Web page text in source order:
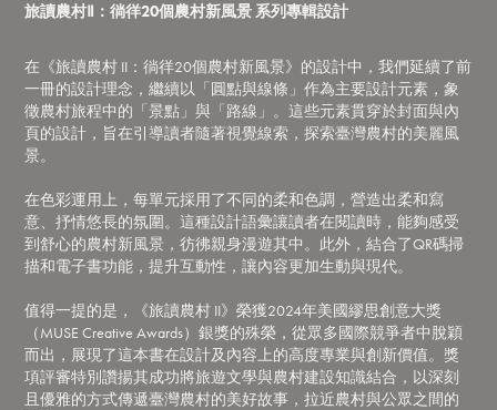
旅讀農村Ⅱ ：徜徉20個農村新風景 系列專輯設計​​​
在《旅讀農村 II：徜徉20個農村新風景》的設計中，我們延續了前
一冊的設計理念，繼續以「圓點與線條」作為主要設計元素，象
徵農村旅程中的「景點」與「路線」。這些元素貫穿於封面與內
頁的設計，旨在引導讀者隨著視覺線索，探索臺灣農村的美麗風
景。
在色彩運用上，每單元採用了不同的柔和色調，營造出柔和寫
意、抒情悠長的氛圍。這種設計語彙讓讀者在閱讀時，能夠感受
到舒心的農村新風景，彷彿親身漫遊其中。此外，結合了QR碼掃
描和電子書功能，提升互動性，讓內容更加生動與現代。
值得一提的是，《旅讀農村 II》榮獲2024年美國繆思創意大獎
（MUSE Creative Awards）銀獎的殊榮，從眾多國際競爭者中脫穎
而出，展現了這本書在設計及內容上的高度專業與創新價值。獎
項評審特別讚揚其成功將旅遊文學與農村建設知識結合，以深刻
且優雅的方式傳遞臺灣農村的美好故事，拉近農村與公眾之間的